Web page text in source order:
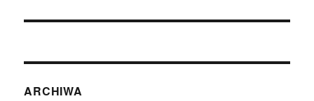
ARCHIWA